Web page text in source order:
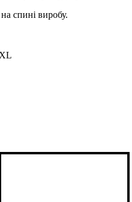
спині виробу.